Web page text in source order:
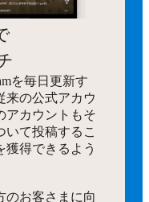
を毎日更新す
来の公式アカウ
アカウントもそ
いて投稿するこ
獲得できるよう
のお客さまに向